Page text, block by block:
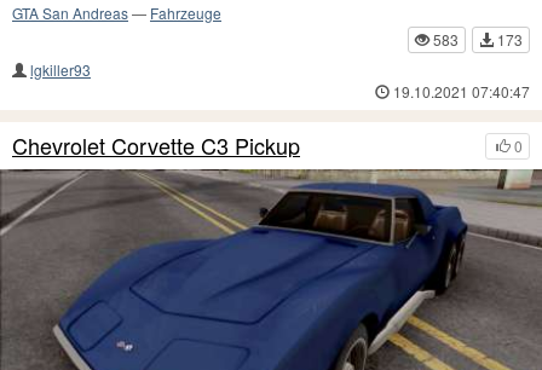
GTA San Andreas— Fahrzeuge
583
173
lgkiller93
19.10.2021 07:40:47
0
Chevrolet Corvette C3 Pickup